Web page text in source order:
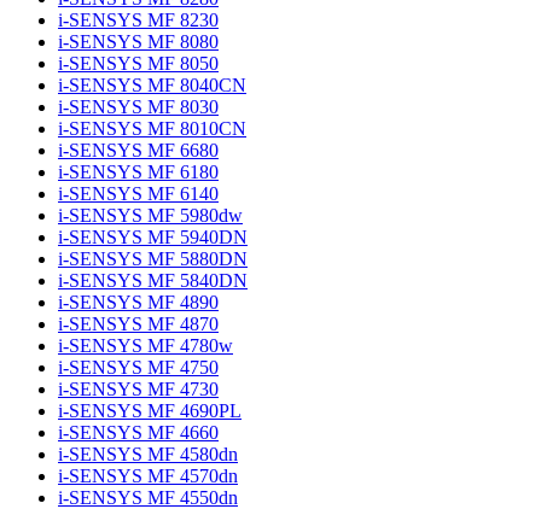
i-SENSYS MF 8230
i-SENSYS MF 8080
i-SENSYS MF 8050
i-SENSYS MF 8040CN
i-SENSYS MF 8030
i-SENSYS MF 8010CN
i-SENSYS MF 6680
i-SENSYS MF 6180
i-SENSYS MF 6140
i-SENSYS MF 5980dw
i-SENSYS MF 5940DN
i-SENSYS MF 5880DN
i-SENSYS MF 5840DN
i-SENSYS MF 4890
i-SENSYS MF 4870
i-SENSYS MF 4780w
i-SENSYS MF 4750
i-SENSYS MF 4730
i-SENSYS MF 4690PL
i-SENSYS MF 4660
i-SENSYS MF 4580dn
i-SENSYS MF 4570dn
i-SENSYS MF 4550dn